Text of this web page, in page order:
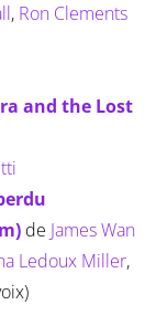
, Ron Clements
and the Lost
de James Wan
Ledoux Miller,